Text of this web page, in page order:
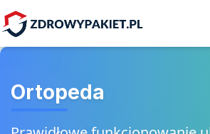
Ortopeda